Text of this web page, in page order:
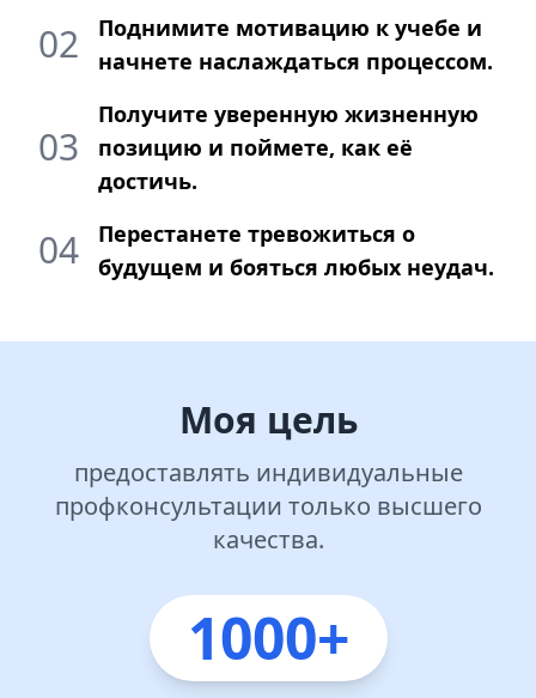
02
Поднимите мотивацию к учебе и
начнете наслаждаться процессом.
03
Получите уверенную жизненную
позицию и поймете, как её
достичь.
04
Перестанете тревожиться о
будущем и бояться любых неудач.
Моя цель
предоставлять индивидуальные
профконсультации только высшего
качества.
1000+